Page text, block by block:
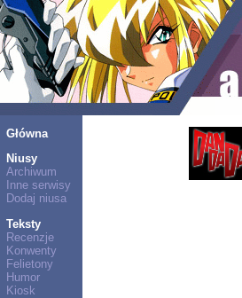
Główna
Niusy
Archiwum
Inne serwisy
Dodaj niusa
Teksty
Recenzje
Konwenty
Felietony
Humor
Kiosk